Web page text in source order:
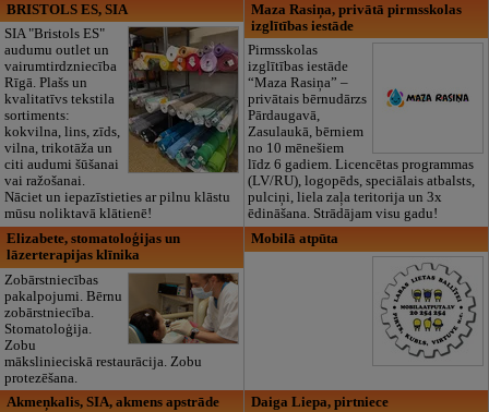
BRISTOLS ES, SIA
SIA "Bristols ES"
audumu outlet un
vairumtirdzniecība
Rīgā. Plašs un
kvalitatīvs tekstila
sortiments:
kokvilna, lins, zīds,
vilna, trikotāža un
citi audumi šūšanai
vai ražošanai.
Nāciet un iepazīstieties ar pilnu klāstu
mūsu noliktavā klātienē!
Maza Rasiņa, privātā pirmsskolas
izglītības iestāde
Pirmsskolas
izglītības iestāde
“Maza Rasiņa” –
privātais bērnudārzs
Pārdaugavā,
Zasulaukā, bērniem
no 10 mēnešiem
līdz 6 gadiem. Licencētas programmas
(LV/RU), logopēds, speciālais atbalsts,
pulciņi, liela zaļa teritorija un 3x
ēdināšana. Strādājam visu gadu!
Elizabete, stomatoloģijas un
lāzerterapijas klīnika
Zobārstniecības
pakalpojumi. Bērnu
zobārstniecība.
Stomatoloģija.
Zobu
mākslinieciskā restaurācija. Zobu
protezēšana.
Mobilā atpūta
Akmeņkalis, SIA, akmens apstrāde
Daiga Liepa, pirtniece